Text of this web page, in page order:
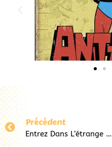
Précédent
Entrez Dans L’étrange Monde De Jack Skellington Chez Pop&Co Au Havre